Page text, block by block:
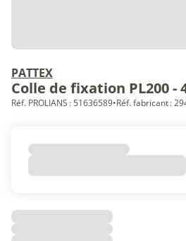
PATTEX
Colle de fixation PL200 -
Réf. PROLIANS : 51636589•Réf. fabricant :